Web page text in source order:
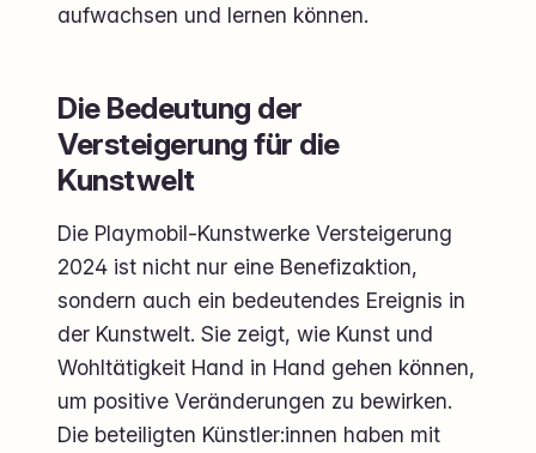
aufwachsen und lernen können.
Die Bedeutung der
Versteigerung für die
Kunstwelt
Die Playmobil-Kunstwerke Versteigerung
2024 ist nicht nur eine Benefizaktion,
sondern auch ein bedeutendes Ereignis in
der Kunstwelt. Sie zeigt, wie Kunst und
Wohltätigkeit Hand in Hand gehen können,
um positive Veränderungen zu bewirken.
Die beteiligten Künstler:innen haben mit